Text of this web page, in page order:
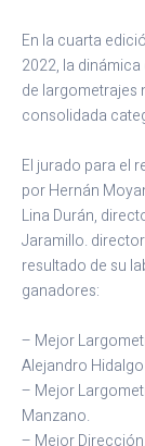
En la cuarta
2022, la
de largometrajes
consolidada
El jurado para el
por Hernán
Lina Durán,
Jaramillo.
resultado de su
ganadores:
– Mejor
Alejandro
– Mejor
Manzano.
– Mejor